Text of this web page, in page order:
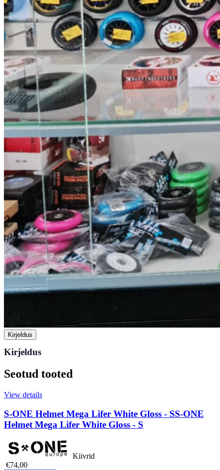
Kirjeldus
Kirjeldus
Seotud tooted
View details
S-ONE Helmet Mega Lifer White Gloss - SS-ONE
Helmet Mega Lifer White Gloss - S
Kiivrid
€74,00